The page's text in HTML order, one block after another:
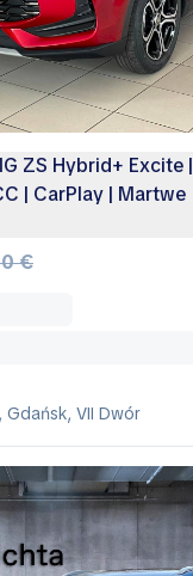
ZS Hybrid+ Excite |
| CarPlay | Martwe
€
Gdańsk, VII Dwór